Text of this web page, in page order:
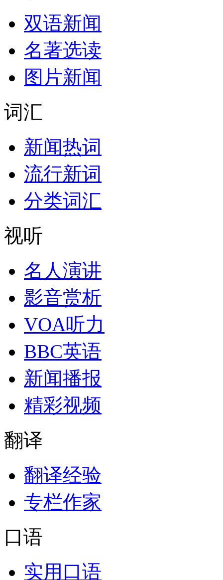
双语新闻
名著选读
图片新闻
词汇
新闻热词
流行新词
分类词汇
视听
名人演讲
影音赏析
VOA听力
BBC英语
新闻播报
精彩视频
翻译
翻译经验
专栏作家
口语
实用口语